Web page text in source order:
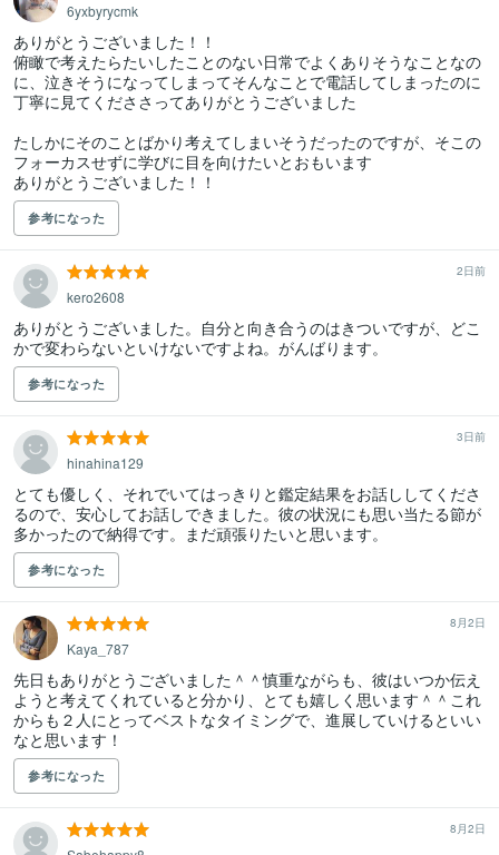
6yxbyrycmk
ありがとうございました！！
俯瞰で考えたらたいしたことのない日常でよくありそうなことなの
に、泣きそうになってしまってそんなことで電話してしまったのに
丁寧に見てくだささってありがとうございました
たしかにそのことばかり考えてしまいそうだったのですが、そこの
フォーカスせずに学びに目を向けたいとおもいます
ありがとうございました！！
参考になった
2日前
kero2608
ありがとうございました。自分と向き合うのはきついですが、どこ
かで変わらないといけないですよね。がんばります。
参考になった
3日前
hinahina129
とても優しく、それでいてはっきりと鑑定結果をお話ししてくださ
るので、安心してお話しできました。彼の状況にも思い当たる節が
多かったので納得です。まだ頑張りたいと思います。
参考になった
8月2日
Kaya_787
先日もありがとうございました＾＾慎重ながらも、彼はいつか伝え
ようと考えてくれていると分かり、とても嬉しく思います＾＾これ
からも２人にとってベストなタイミングで、進展していけるといい
なと思います！
参考になった
8月2日